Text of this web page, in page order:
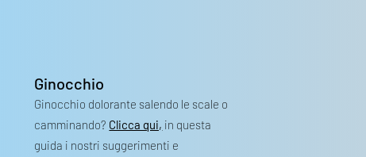
Ginocchio
Ginocchio dolorante salendo le scale o
camminando? Clicca qui, in questa
guida i nostri suggerimenti e